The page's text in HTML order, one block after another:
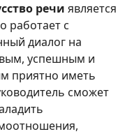
речи является
работает с
диалог на
успешным и
приятно иметь
сможет